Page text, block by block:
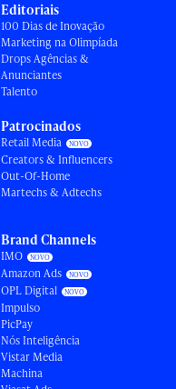
Editoriais
100 Dias de Inovação
Marketing na Olimpíada
Drops Agências &
Anunciantes
Talento
Patrocinados
Retail Media
Creators & Influencers
Out-Of-Home
Martechs & Adtechs
Brand Channels
IMO
Amazon Ads
OPL Digital
Impulso
PicPay
Nós Inteligência
Vistar Media
Machina